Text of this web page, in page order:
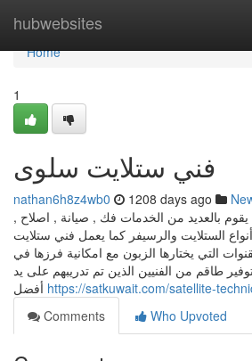
hubwebsites
Home
Home
1
فني ستلايت سلوى
nathan6h8z4wb0 1208 days ago
بالعديد من الخدمات فك , صيانة , اصلاح ,
الستلايت والرسيفر كما يعمل فني ستلايت
التي يختارها الزبون مع امكانية فرزها في
طاقم من الفنيين الذين تم تدريبهم على يد
https://satkuwait.com/satellite-
Comments
Who Upvoted